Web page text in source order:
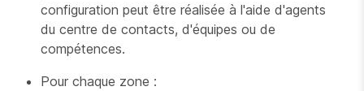
configuration peut être réalisée à l'aide d'agents
du centre de contacts, d'équipes ou de
compétences.
Pour chaque zone :